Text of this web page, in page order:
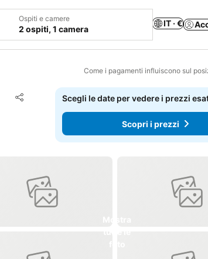
Ospiti e camere
2 ospiti, 1 camera
IT · €
Come i pagamenti influiscono sul
Condividi
Aggiungi ai preferiti
Scegli le date per vedere i prezzi
Scopri i prezzi